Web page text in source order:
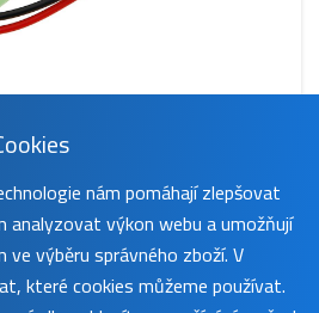
509 Kč
koupit
nám pomáhají zlepšovat
analyzovat výkon webu a umožňují
výběru správného zboží. V
které cookies můžeme používat.